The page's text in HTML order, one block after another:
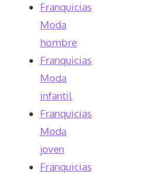
Franquicias
Moda
hombre
Franquicias
Moda
infantil
Franquicias
Moda
joven
Franquicias